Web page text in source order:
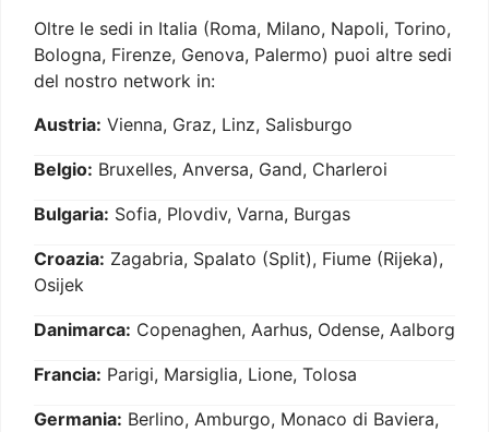
Oltre le sedi in Italia (Roma, Milano, Napoli, Torino,
Bologna, Firenze, Genova, Palermo) puoi altre sedi
del nostro network in:
Austria: Vienna, Graz, Linz, Salisburgo
Belgio: Bruxelles, Anversa, Gand, Charleroi
Bulgaria: Sofia, Plovdiv, Varna, Burgas
Croazia: Zagabria, Spalato (Split), Fiume (Rijeka),
Osijek
Danimarca: Copenaghen, Aarhus, Odense, Aalborg
Francia: Parigi, Marsiglia, Lione, Tolosa
Germania: Berlino, Amburgo, Monaco di Baviera,